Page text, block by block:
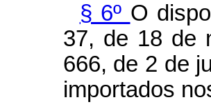
§ 6º O
37, de 18 de
666, de 2 de
importados